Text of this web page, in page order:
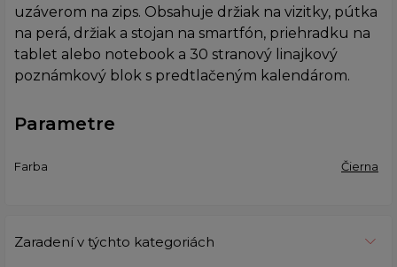
uzáverom na zips. Obsahuje držiak na vizitky, pútka
na perá, držiak a stojan na smartfón, priehradku na
tablet alebo notebook a 30 stranový linajkový
poznámkový blok s predtlačeným kalendárom.
Parametre
Farba Čierna
Zaradení v týchto kategoriách